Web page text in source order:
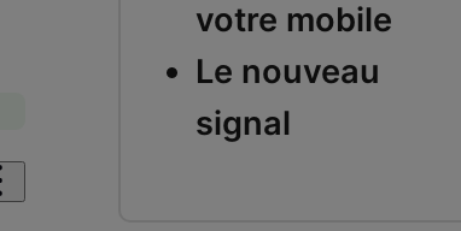
votre mobile
Le nouveau
signal